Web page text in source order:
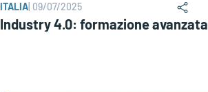
ITALIA 09/07/2025
Industry 4.0: formazione avanzata